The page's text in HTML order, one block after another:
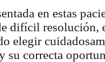
en estas
difícil resolución,
elegir
su correcta